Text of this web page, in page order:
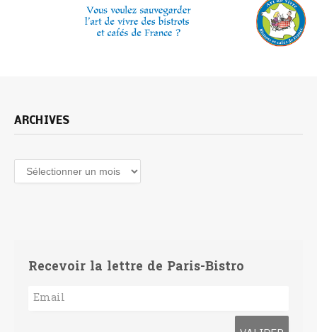
ARCHIVES
Archives
Recevoir la lettre de Paris-Bistro